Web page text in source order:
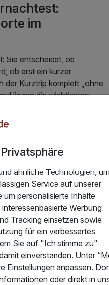
im
Sie entscheidet, ob
ob erst ein kurzer
der Kurztrip komplett „ohne
liegen die wichtigsten
City‑Nähe,
oder Natur vor der Tür.
findest du hier typische
(Viele unserer Hotels
auch wenn dein konkretes
Verfügbarkeit variiert.)
Passt
wenn…
Kurze Wege
oben: Altstadt,
Prinzipalmarkt,
ähnliche Technologien,
Service auf unserer
personalisierte Inhalte
Werbung
Tracking einsetzen sowie
für ein verbessertes
Sie auf "Ich stimme zu"
einverstanden. Unter
Einstellungen anpassen.
oder direkt in